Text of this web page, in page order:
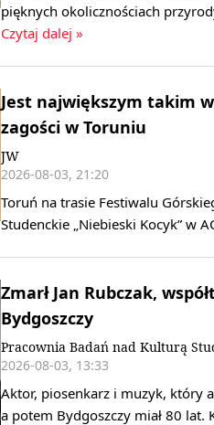
pięknych okolicznościach
Czytaj dalej »
Jest największym takim
zagości w Toruniu
JW
2026-08-03, 21:20
Toruń na trasie Festiwalu
Studenckie „Niebieski Kocyk” w
Zmarł Jan Rubczak,
Bydgoszczy
Pracownia Badań nad Kulturą
2026-08-03, 13:33
Aktor, piosenkarz i muzyk, który
a potem Bydgoszczy miał 80 lat.